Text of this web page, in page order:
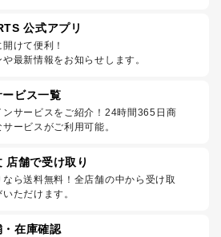
公式アプリ
けて便利！
最新情報をお知らせします。
ビス一覧
ンサービスをご紹介！24時間365日商
ービスがご利用可能。
店舗で受け取り
なら送料無料！全店舗の中から受け取
ただけます。
在庫確認